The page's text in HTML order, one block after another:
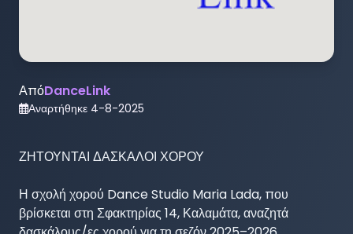
ΑπόDanceLink
Αναρτήθηκε 4-8-2025
ΖΗΤΟΥΝΤΑΙ ΔΑΣΚΑΛΟΙ ΧΟΡΟΥ
Η σχολή χορού Dance Studio Maria Lada, που
βρίσκεται στη Σφακτηρίας 14, Καλαμάτα, αναζητά